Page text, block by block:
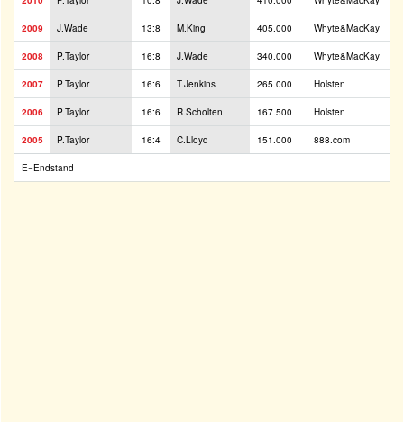
2009 J.Wade 13:8 M.King 405.000 Whyte&MacKay
2008 P.Taylor 16:8 J.Wade 340.000 Whyte&MacKay
2007 P.Taylor 16:6 T.Jenkins 265.000 Holsten
2006 P.Taylor 16:6 R.Scholten 167.500 Holsten
2005 P.Taylor 16:4 C.Lloyd 151.000 888.com
E=Endstand